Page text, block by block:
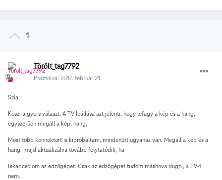
1
Törölt_tag7792
Posztolva: 2017. február 21.
Szia!
Köszi a gyors választ. A TV leállása azt jelenti, hogy lefagy a kép és a hang,
egyszerűen megáll a kép, hang.
Most több konnektort is kipróbáltam, mindenütt ugyanaz van. Megáll a kép és a
hang, majd aktualizálva tovább folytatódik, ha
lekapcsolom az edzőgépet. Csak az edzőgépet tudom máshova dugni, a TV-t
nem.